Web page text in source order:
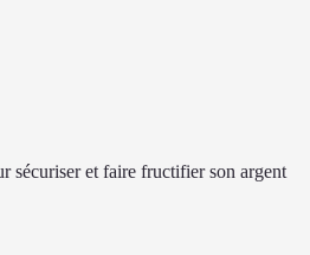
sécuriser et faire fructifier son argent